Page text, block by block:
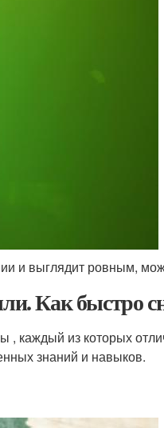
и выглядит ровным,
Как быстро
, каждый из которых
знаний и навыков.